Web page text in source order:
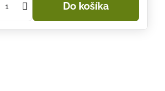
Do košíka